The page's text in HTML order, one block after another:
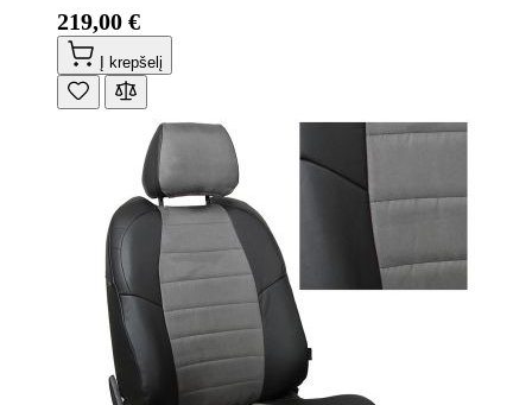
219,00 €
Į krepšelį